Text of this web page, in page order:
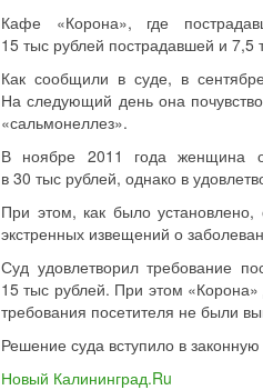
Кафе «Корона», где
15 тыс рублей пострадавшей и 7,5
Как сообщили в суде, в
На следующий день она
«сальмонеллез».
В ноябре 2011 года женщина
в 30 тыс рублей, однако в
При этом, как было
экстренных извещений о
Суд удовлетворил требование
15 тыс рублей. При этом
требования посетителя не были
Решение суда вступило в законную
Новый Калининград.Ru